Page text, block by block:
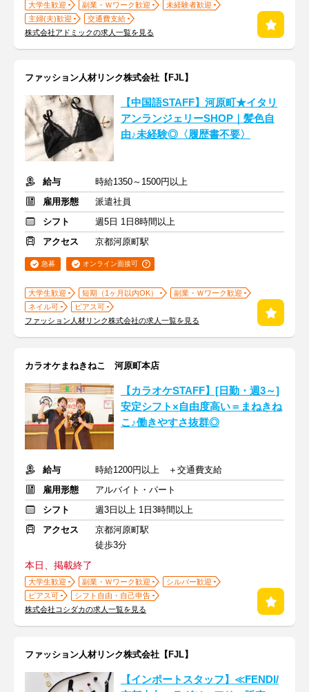
大学生歓迎 副業・Ｗワーク歓迎
未経験者歓迎
主婦(夫)歓迎
交通費支給
株式会社アドミックの求人一覧を見る
ファッション人材リンク株式会社【FJL】
【中国語STAFF】河原町★イタリ
アンランジェリーSHOP｜髪色自
由♪未経験◎〈履歴書不要〉
給与
時給1350～1500円以上
雇用形態
派遣社員
シフト
週5日 1日8時間以上
アクセス
京都河原町駅
急募 オンライン面接可
大学生歓迎 短期（1ヶ月以内OK）
副業・Ｗワーク歓迎
ネイル可
ピアス可
ファッション人材リンク株式会社の求人一覧を見る
カラオケまねきねこ 河原町本店
【カラオケSTAFF】[日勤・週3～]
安定シフト×自由度高い＝まねきね
こ♪働きやすさ抜群◎
給与
時給1200円以上 ＋交通費支給
雇用形態
アルバイト・パート
シフト
週3日以上 1日3時間以上
アクセス
京都河原町駅
徒歩3分
本日、掲載終了
大学生歓迎 副業・Ｗワーク歓迎
シルバー歓迎
ピアス可
シフト自由・自己申告
株式会社コシダカの求人一覧を見る
ファッション人材リンク株式会社【FJL】
【インポートスタッフ】≪FENDI/